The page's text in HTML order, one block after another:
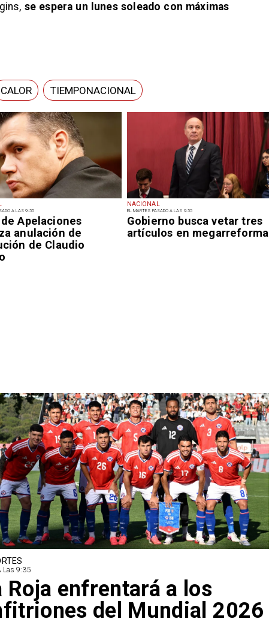
A LAS 9:55
Apelaciones
anulación de
de Claudio
NACIONAL
EL MARTES PASADO A LAS 9:55
Gobierno busca vetar tres
artículos en megarreforma
se espera un lunes soleado con máximas
CALOR TIEMPONACIONAL
Las 9:35
Roja enfrentará a los
del Mundial 2026